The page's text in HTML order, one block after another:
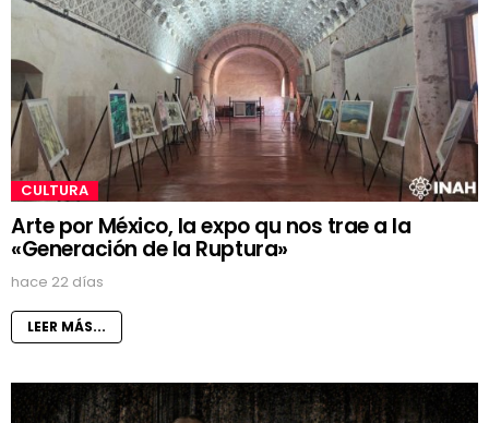
CULTURA
Arte por México, la expo qu nos trae a la
«Generación de la Ruptura»
hace 22 días
LEER MÁS...